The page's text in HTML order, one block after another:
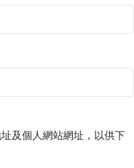
及個人網站網址，以供下